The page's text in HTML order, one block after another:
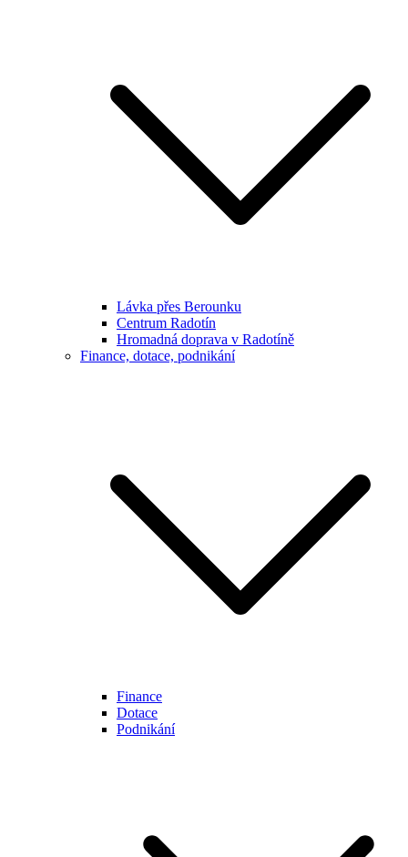
Lávka přes Berounku
Centrum Radotín
Hromadná doprava v Radotíně
Finance, dotace, podnikání
Finance
Dotace
Podnikání